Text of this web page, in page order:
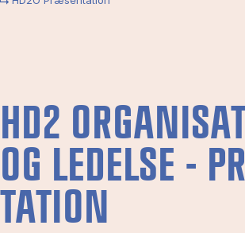
HD2
OG LE­DEL­SE -
TA­TION